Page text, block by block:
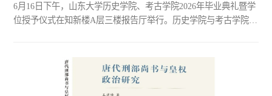
6月16日下午，山东大学历史学院、考古学院2026年毕业典礼暨学
位授予仪式在知新楼A层三楼报告厅举行。历史学院与考古学院党
史学院副院长崔华杰，历史学院副院长张新刚，考古学院院长助
理宋艳波，历史学院院长助理武绍卫，历史学院副教授孔勇，历
史学院副教授王宁，学院各学系教师代表，全体辅导员老师，历